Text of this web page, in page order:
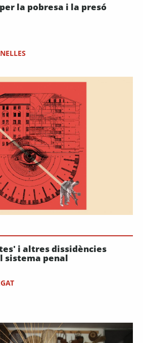
la pobresa i la presó
i altres dissidències
sistema penal